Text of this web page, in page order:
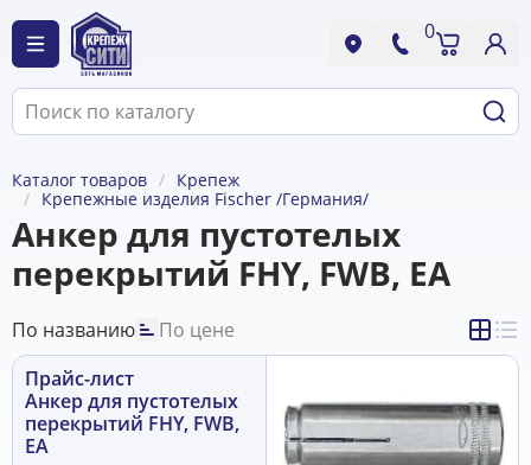
0
Каталог товаров
Крепеж
Крепежные изделия Fischer /Германия/
Анкер для пустотелых
перекрытий FHY, FWB, EA
По названию
По цене
Прайс-лист
Анкер для пустотелых
перекрытий FHY, FWB,
EA